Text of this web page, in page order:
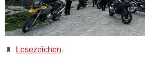
Lesezeichen.